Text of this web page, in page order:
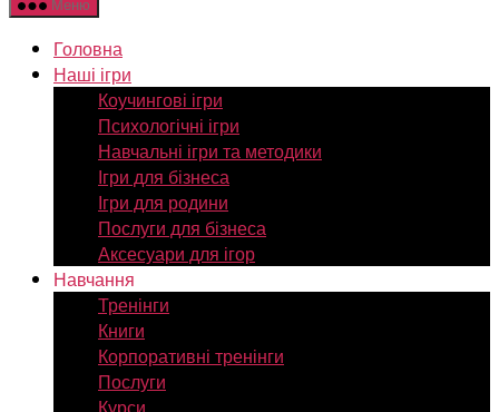
Меню
Головна
Наші ігри
Коучингові ігри
Психологічні ігри
Навчальні ігри та методики
Ігри для бізнеса
Ігри для родини
Послуги для бізнеса
Аксесуари для ігор
Навчання
Тренінги
Книги
Корпоративні тренінги
Послуги